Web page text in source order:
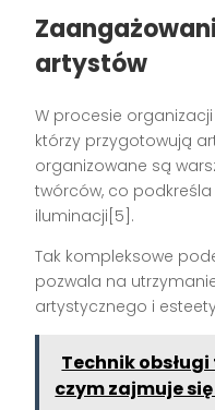
artystów
W procesie
którzy przygotowują
organizowane są
twórców, co podkreśla
iluminacji[5].
Tak kompleksowe
pozwala na
artystycznego i
Technik
czym zajmuje